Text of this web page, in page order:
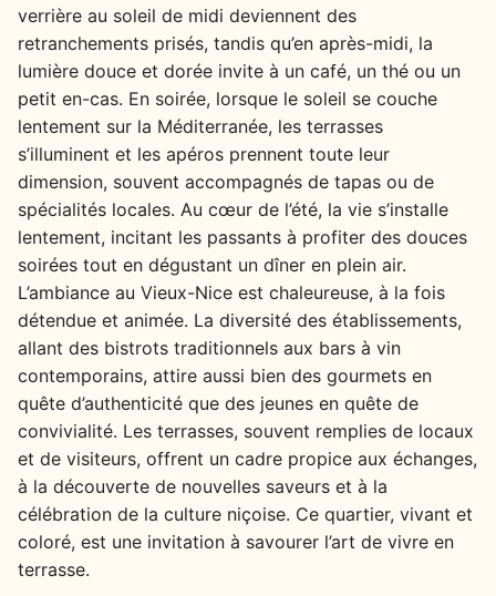
verrière au soleil de midi deviennent des
retranchements prisés, tandis qu’en après-midi, la
lumière douce et dorée invite à un café, un thé ou un
petit en-cas. En soirée, lorsque le soleil se couche
lentement sur la Méditerranée, les terrasses
s’illuminent et les apéros prennent toute leur
dimension, souvent accompagnés de tapas ou de
spécialités locales. Au cœur de l’été, la vie s’installe
lentement, incitant les passants à profiter des douces
soirées tout en dégustant un dîner en plein air.
L’ambiance au Vieux-Nice est chaleureuse, à la fois
détendue et animée. La diversité des établissements,
allant des bistrots traditionnels aux bars à vin
contemporains, attire aussi bien des gourmets en
quête d’authenticité que des jeunes en quête de
convivialité. Les terrasses, souvent remplies de locaux
et de visiteurs, offrent un cadre propice aux échanges,
à la découverte de nouvelles saveurs et à la
célébration de la culture niçoise. Ce quartier, vivant et
coloré, est une invitation à savourer l’art de vivre en
terrasse.